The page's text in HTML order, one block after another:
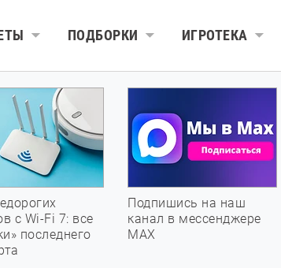
ПОДБОРКИ ИГРОТЕКА
с Wi-Fi 7: все
последнего
Подпишись на наш
канал в мессенджере
МАХ